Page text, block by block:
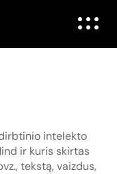
intelekto
ir kuris skirtas
tekstą, vaizdus,